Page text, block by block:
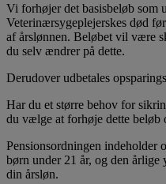
Vi forhøjer det basisbeløb som
Veterinærsygeplejerskes død
af årslønnen. Beløbet vil være
du selv ændrer på dette.
Derudover udbetales
Har du et større behov for
du vælge at forhøje dette beløb
Pensionsordningen indeholder
børn under 21 år, og den årlige
din årsløn.